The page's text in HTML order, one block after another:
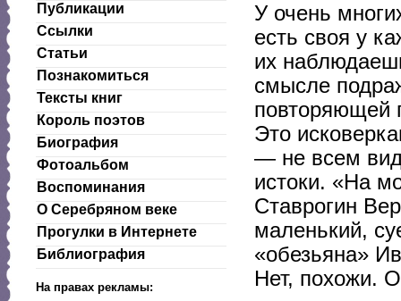
Публикации
Ссылки
Статьи
Познакомиться
Тексты книг
Король поэтов
Биография
Фотоальбом
Воспоминания
О Серебряном веке
Прогулки в Интернете
Библиография
На правах рекламы:
У очень
есть своя у
их
смысле
повторяющей
Это
— не всем
истоки. «На
Ставрогин
маленький,
«обезьяна»
Нет, похожи.